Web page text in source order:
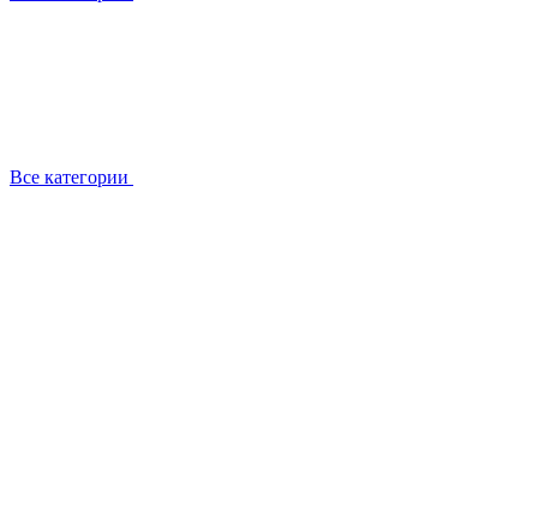
Все категории